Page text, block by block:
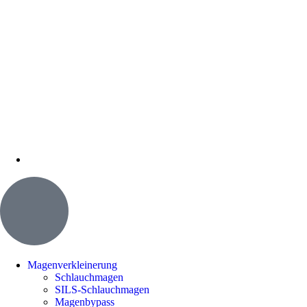
Magenverkleinerung
Schlauchmagen
SILS-Schlauchmagen
Magenbypass